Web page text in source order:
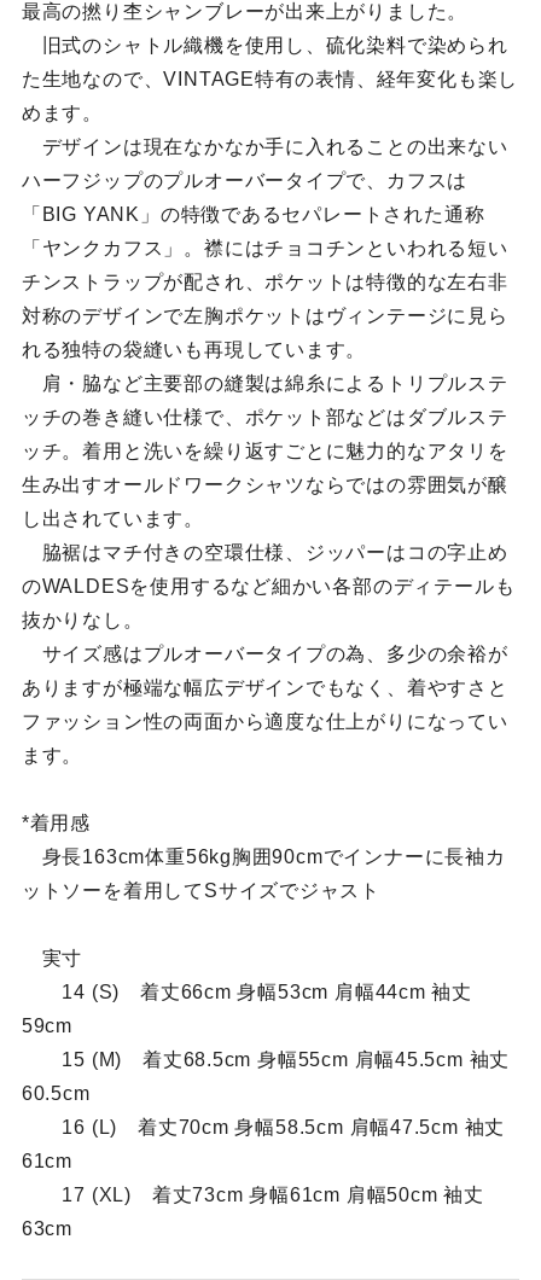
最高の撚り杢シャンブレーが出来上がりました。
旧式のシャトル織機を使用し、硫化染料で染められ
た生地なので、VINTAGE特有の表情、経年変化も楽し
めます。
デザインは現在なかなか手に入れることの出来ない
ハーフジップのプルオーバータイプで、カフスは
「BIG YANK」の特徴であるセパレートされた通称
「ヤンクカフス」。襟にはチョコチンといわれる短い
チンストラップが配され、ポケットは特徴的な左右非
対称のデザインで左胸ポケットはヴィンテージに見ら
れる独特の袋縫いも再現しています。
肩・脇など主要部の縫製は綿糸によるトリプルステ
ッチの巻き縫い仕様で、ポケット部などはダブルステ
ッチ。着用と洗いを繰り返すごとに魅力的なアタリを
生み出すオールドワークシャツならではの雰囲気が醸
し出されています。
脇裾はマチ付きの空環仕様、ジッパーはコの字止め
のWALDESを使用するなど細かい各部のディテールも
抜かりなし。
サイズ感はプルオーバータイプの為、多少の余裕が
ありますが極端な幅広デザインでもなく、着やすさと
ファッション性の両面から適度な仕上がりになってい
ます。
*着用感
身長163cm体重56kg胸囲90cmでインナーに長袖カ
ットソーを着用してSサイズでジャスト
実寸
14 (S) 着丈66cm 身幅53cm 肩幅44cm 袖丈
59cm
15 (M) 着丈68.5cm 身幅55cm 肩幅45.5cm 袖丈
60.5cm
16 (L) 着丈70cm 身幅58.5cm 肩幅47.5cm 袖丈
61cm
17 (XL) 着丈73cm 身幅61cm 肩幅50cm 袖丈
63cm